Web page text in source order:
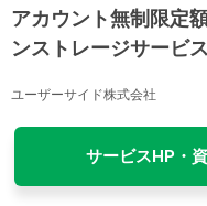
アカウント無制限定
ンストレージサービ
ユーザーサイド株式会社
サービスHP・